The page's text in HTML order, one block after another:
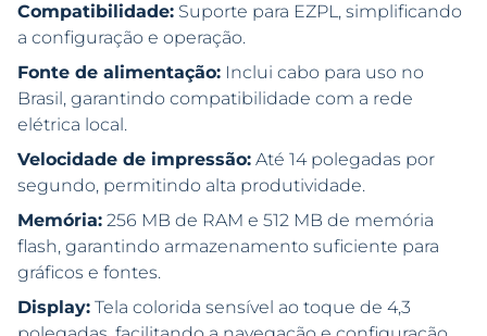
Compatibilidade: Suporte para EZPL, simplificando
a configuração e operação.
Fonte de alimentação: Inclui cabo para uso no
Brasil, garantindo compatibilidade com a rede
elétrica local.
Velocidade de impressão: Até 14 polegadas por
segundo, permitindo alta produtividade.
Memória: 256 MB de RAM e 512 MB de memória
flash, garantindo armazenamento suficiente para
gráficos e fontes.
Display: Tela colorida sensível ao toque de 4,3